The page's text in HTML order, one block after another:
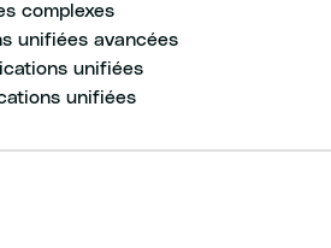
complexes
unifiées avancées
unifiées
unifiées